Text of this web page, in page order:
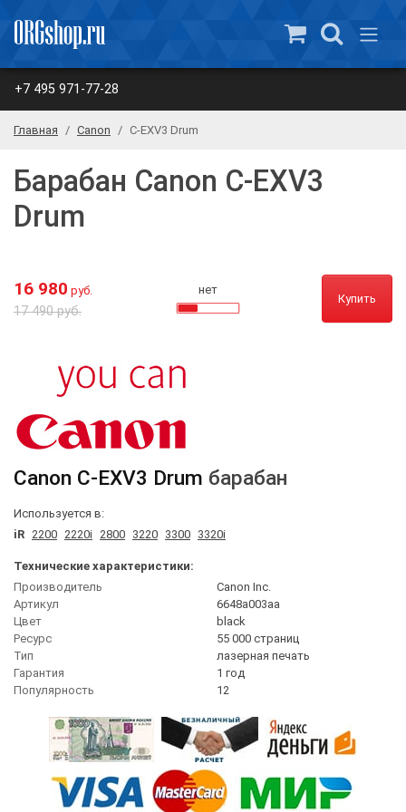
+7 495 971-77-28
Главная Canon C-EXV3 Drum
Барабан Canon C-EXV3
Drum
16 980 руб.
17 490 руб.
нет
Купить
Canon C-EXV3 Drum барабан
Используется в:
iR 2200 2220i 2800 3220 3300 3320i
Технические характеристики:
Производитель
Canon Inc.
Артикул
6648a003aa
Цвет
black
Ресурс
55 000 страниц
Тип
лазерная печать
Гарантия
1 год
Популярность
12